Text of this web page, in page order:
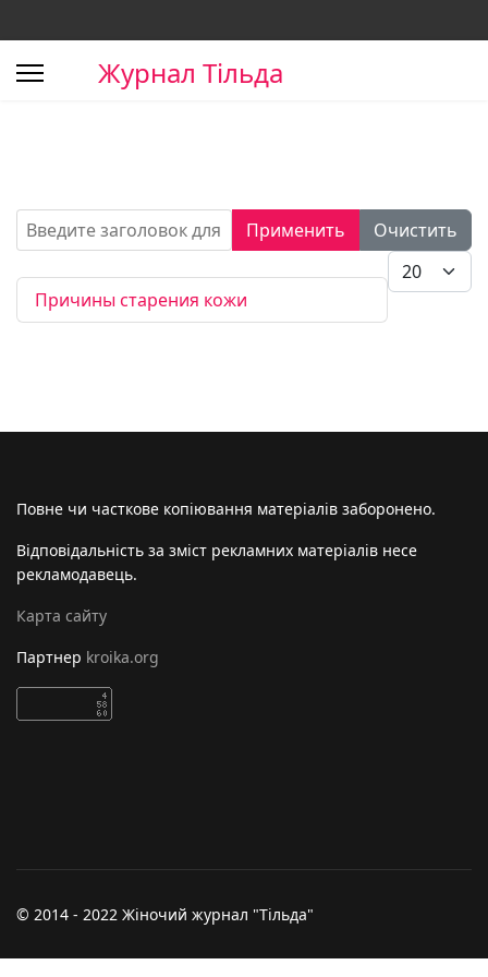
Журнал Тільда
Введите заголовок для поиска...Применить
Очистить
Кол-во
Причины старения кожи
Повне чи часткове копіювання матеріалів заборонено.
Відповідальність за зміст рекламних матеріалів несе
рекламодавець.
Карта сайту
Партнер kroika.org
© 2014 - 2022 Жіночий журнал "Тільда"